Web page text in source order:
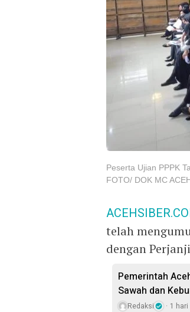
Peserta Ujian PPPK
FOTO/ DOK MC
telah
dengan
Pemerintah
Sawah dan
Redaksi 1 hari